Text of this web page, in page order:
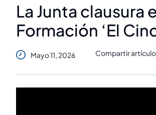
La Junta clausura
Formación ‘El
Mayo 11, 2026 Compartir